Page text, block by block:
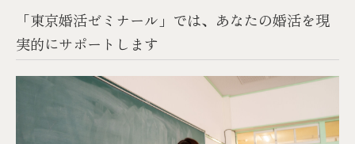
「東京婚活ゼミナール」では、あなたの婚活を現
実的にサポートします